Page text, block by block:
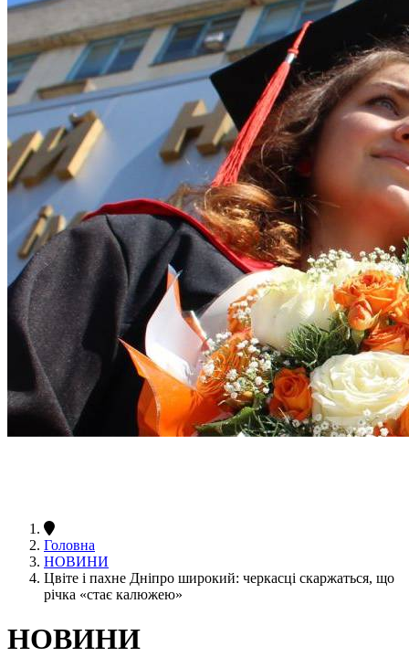
Головна
НОВИНИ
Цвіте і пахне Дніпро широкий: черкасці скаржаться, що
річка «стає калюжею»
НОВИНИ